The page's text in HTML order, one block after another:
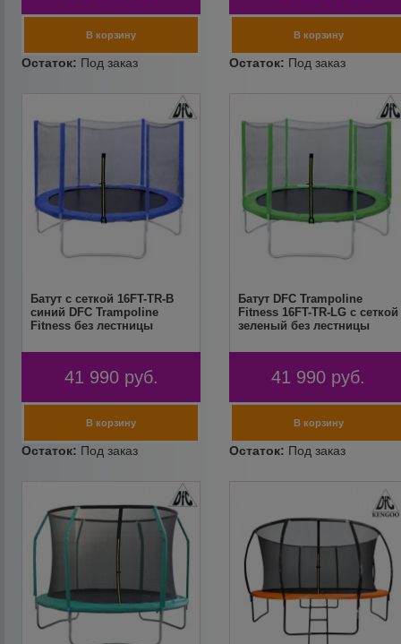
Батут с сеткой 16FT-TR-B
синий DFC Trampoline
Fitness без лестницы
41 990 руб.
Батут DFC Trampoline
Fitness 16FT-TR-LG с сеткой
зеленый без лестницы
41 990 руб.